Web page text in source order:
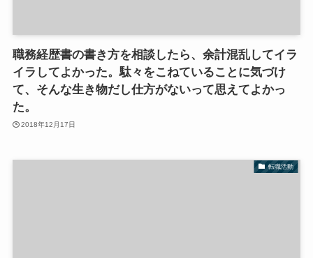
職務経歴書の書き方を相談したら、余計混乱してイラ
イラしてよかった。駄々をこねていることに気づけ
て、そんな生き物だし仕方がないって思えてよかっ
た。
2018年12月17日
転職活動